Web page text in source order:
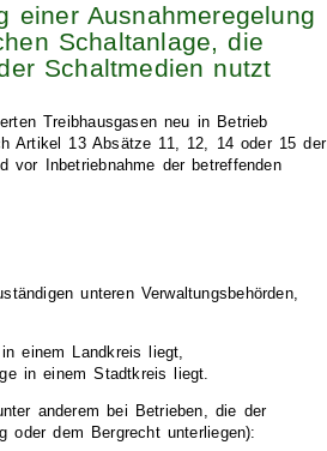
einer Ausnahmeregelung
Schaltanlage, die
Schaltmedien nutzt
Treibhausgasen neu in Betrieb
Artikel 13 Absätze 11, 12, 14 oder 15 der
vor Inbetriebnahme der betreffenden
unteren Verwaltungsbehörden,
einem Landkreis liegt,
in einem Stadtkreis liegt.
anderem bei Betrieben, die der
oder dem Bergrecht unterliegen):